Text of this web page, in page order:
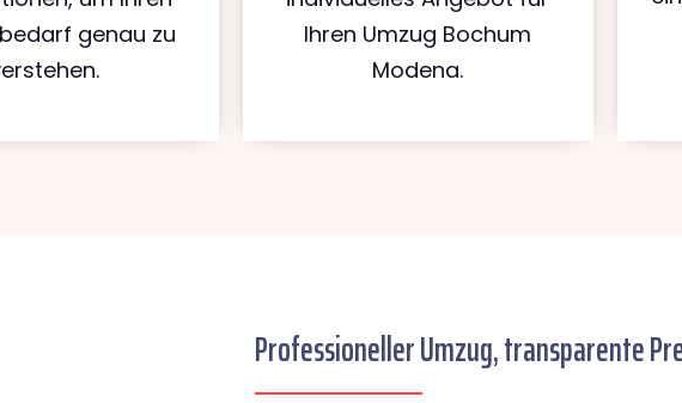
genau zu
Ihren Umzug Bochum
Modena.
Professioneller Umzug, transparente